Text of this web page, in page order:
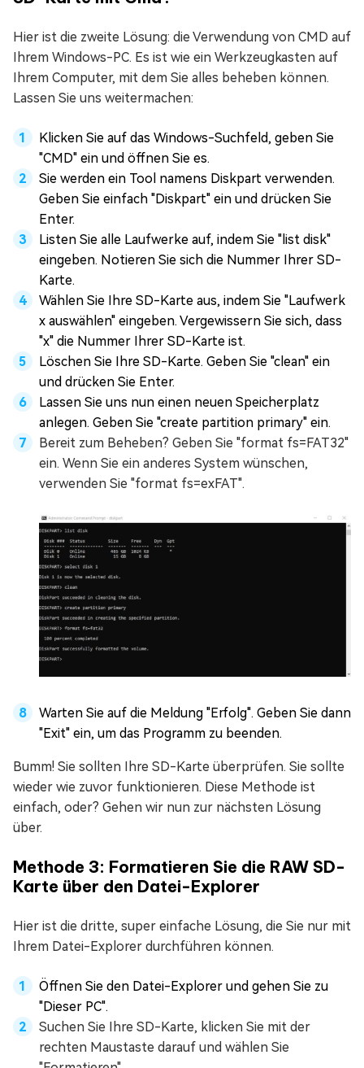
Hier ist die zweite Lösung: die Verwendung von CMD auf
Ihrem Windows-PC. Es ist wie ein Werkzeugkasten auf
Ihrem Computer, mit dem Sie alles beheben können.
Lassen Sie uns weitermachen:
Klicken Sie auf das Windows-Suchfeld, geben Sie
"CMD" ein und öffnen Sie es.
Sie werden ein Tool namens Diskpart verwenden.
Geben Sie einfach "Diskpart" ein und drücken Sie
Enter.
Listen Sie alle Laufwerke auf, indem Sie "list disk"
eingeben. Notieren Sie sich die Nummer Ihrer SD-
Karte.
Wählen Sie Ihre SD-Karte aus, indem Sie "Laufwerk
x auswählen" eingeben. Vergewissern Sie sich, dass
"x" die Nummer Ihrer SD-Karte ist.
Löschen Sie Ihre SD-Karte. Geben Sie "clean" ein
und drücken Sie Enter.
Lassen Sie uns nun einen neuen Speicherplatz
anlegen. Geben Sie "create partition primary" ein.
Bereit zum Beheben? Geben Sie "format fs=FAT32"
ein. Wenn Sie ein anderes System wünschen,
verwenden Sie "format fs=exFAT".
Warten Sie auf die Meldung "Erfolg". Geben Sie dann
"Exit" ein, um das Programm zu beenden.
Bumm! Sie sollten Ihre SD-Karte überprüfen. Sie sollte
wieder wie zuvor funktionieren. Diese Methode ist
einfach, oder? Gehen wir nun zur nächsten Lösung
über.
Methode 3: Formatieren Sie die RAW SD-
Karte über den Datei-Explorer
Hier ist die dritte, super einfache Lösung, die Sie nur mit
Ihrem Datei-Explorer durchführen können.
Öffnen Sie den Datei-Explorer und gehen Sie zu
"Dieser PC".
Suchen Sie Ihre SD-Karte, klicken Sie mit der
rechten Maustaste darauf und wählen Sie